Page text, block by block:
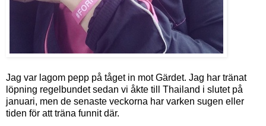
Jag var lagom pepp på tåget in mot Gärdet. Jag har tränat
löpning regelbundet sedan vi åkte till Thailand i slutet på
januari, men de senaste veckorna har varken sugen eller
tiden för att träna funnit där.